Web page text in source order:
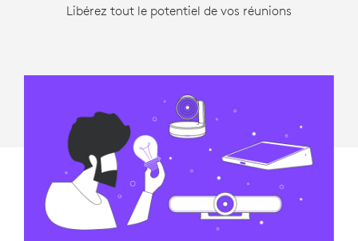
Libérez tout le potentiel de vos réunions